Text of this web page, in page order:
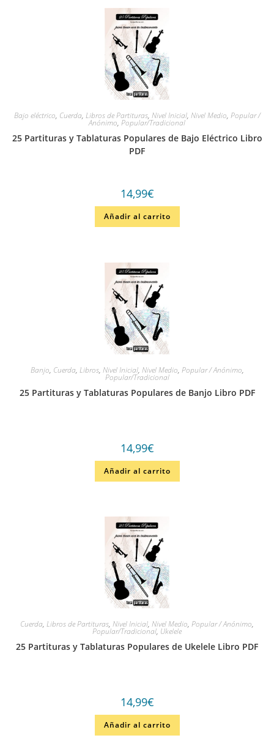
Bajo eléctrico, Cuerda, Libros de Partituras, Nivel Inicial, Nivel Medio, Popular /
Anónimo, Popular/Tradicional
25 Partituras y Tablaturas Populares de Bajo Eléctrico Libro
PDF
14,99€
Añadir al carrito
Banjo, Cuerda, Libros, Nivel Inicial, Nivel Medio, Popular / Anónimo,
Popular/Tradicional
25 Partituras y Tablaturas Populares de Banjo Libro PDF
14,99€
Añadir al carrito
Cuerda, Libros de Partituras, Nivel Inicial, Nivel Medio, Popular / Anónimo,
Popular/Tradicional, Ukelele
25 Partituras y Tablaturas Populares de Ukelele Libro PDF
14,99€
Añadir al carrito